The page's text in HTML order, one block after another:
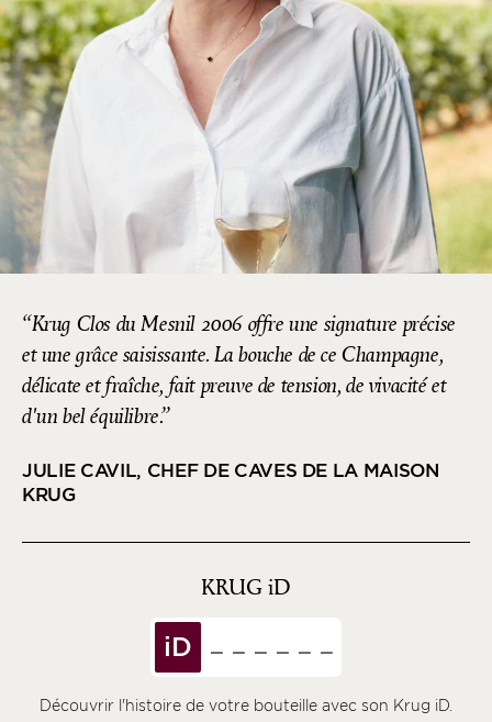
Krug Clos du Mesnil 2006 offre une signature précise
et une grâce saisissante. La bouche de ce Champagne,
délicate et fraîche, fait preuve de tension, de vivacité et
d'un bel équilibre.
JULIE CAVIL, CHEF DE CAVES DE LA MAISON
KRUG
KRUG iD
iD
Découvrir l'histoire de votre bouteille avec son Krug iD.